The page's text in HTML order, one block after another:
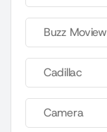
Buzz Moview
Cadillac
Camera